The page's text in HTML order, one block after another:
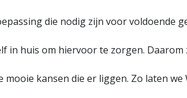
die nodig zijn voor voldoende
in huis om hiervoor te zorgen.
mooie kansen die er liggen. Zo laten